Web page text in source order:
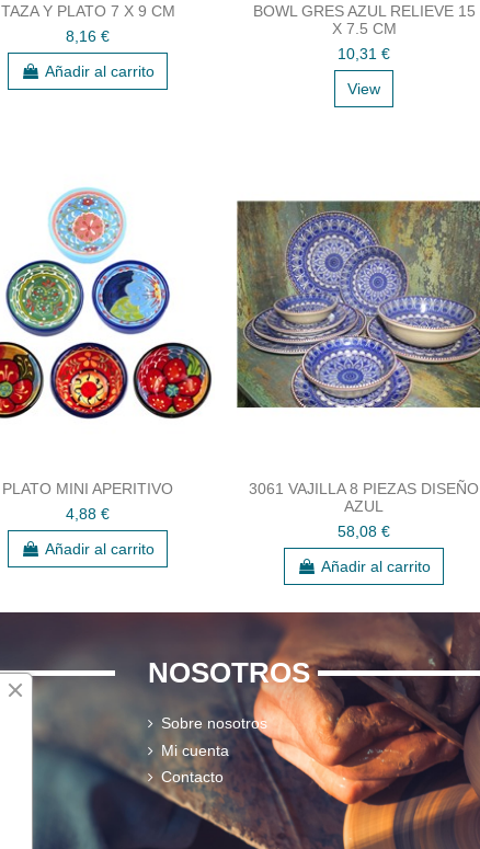
TAZA Y PLATO 7 X 9 CM
8,16 €
Añadir al carrito
BOWL GRES AZUL RELIEVE 15
X 7.5 CM
10,31 €
View
PLATO MINI APERITIVO
4,88 €
Añadir al carrito
3061 VAJILLA 8 PIEZAS DISEÑO
AZUL
58,08 €
Añadir al carrito
NOSOTROS
Sobre nosotros
Mi cuenta
Contacto